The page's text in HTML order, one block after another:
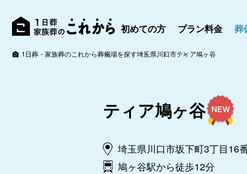
初めての方 プラン料金 葬
1日葬・家族葬のこれから葬儀場を探す埼玉県川口市ティア鳩ヶ谷
ティア鳩ヶ谷
埼玉県川口市坂下町3丁目16
鳩ヶ谷駅から徒歩12分